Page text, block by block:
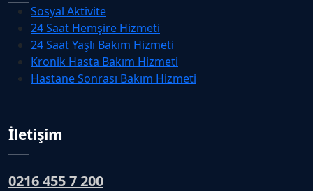
Sosyal Aktivite
24 Saat Hemşire Hizmeti
24 Saat Yaşlı Bakım Hizmeti
Kronik Hasta Bakım Hizmeti
Hastane Sonrası Bakım Hizmeti
İletişim
0216 455 7 200